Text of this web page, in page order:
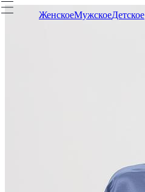
ЖенскоеМужскоеДетское